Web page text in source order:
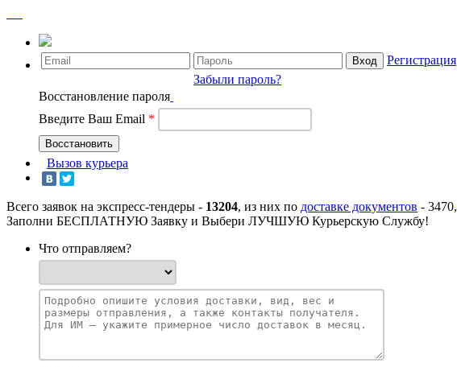
Регистрация
Забыли пароль?
Восстановление пароля
Введите Ваш Email *
Вызов курьера
Всего заявок на экспресс-тендеры - 13204, из них по доставке документов - 3470,
Заполни БЕСПЛАТНУЮ Заявку и Выбери ЛУЧШУЮ Курьерскую Службу!
Что отправляем?